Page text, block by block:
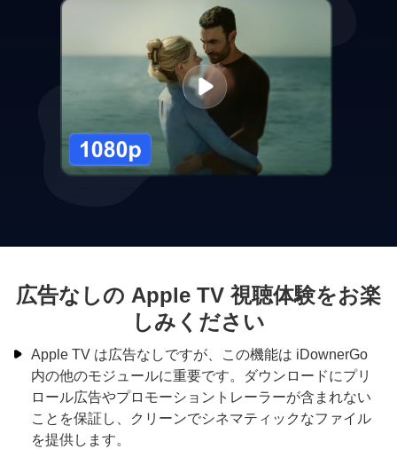
広告なしの Apple TV 視聴体験をお楽
しみください
Apple TV は広告なしですが、この機能は iDownerGo
内の他のモジュールに重要です。ダウンロードにプリ
ロール広告やプロモーショントレーラーが含まれない
ことを保証し、クリーンでシネマティックなファイル
を提供します。